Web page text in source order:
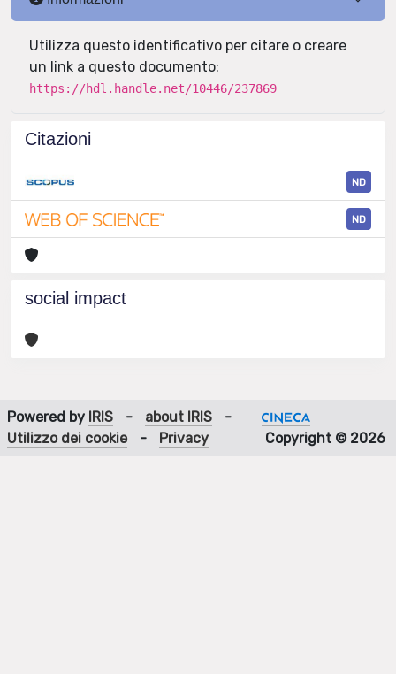
Utilizza questo identificativo per citare o creare
un link a questo documento:
https://hdl.handle.net/10446/237869
Citazioni
ND
ND
social impact
Powered by IRIS - about IRIS
-
Utilizzo dei cookie
- Privacy Copyright © 2026